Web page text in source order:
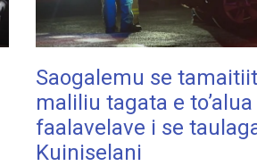
Saogalemu se
maliliu tagata e to’alua
faalavelave i se
Kuiniselani